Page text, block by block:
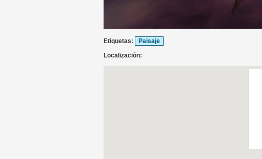
Etiquetas:
Paisaje
Localización: